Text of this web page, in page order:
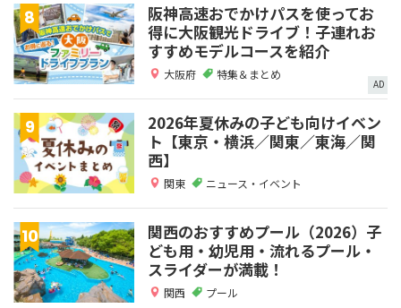
阪神高速おでかけパスを使ってお
得に大阪観光ドライブ！子連れお
すすめモデルコースを紹介
大阪府 特集＆まとめ
AD
2026年夏休みの子ども向けイベン
ト【東京・横浜／関東／東海／関
西】
関東 ニュース・イベント
関西のおすすめプール（2026）子
ども用・幼児用・流れるプール・
スライダーが満載！
関西 プール